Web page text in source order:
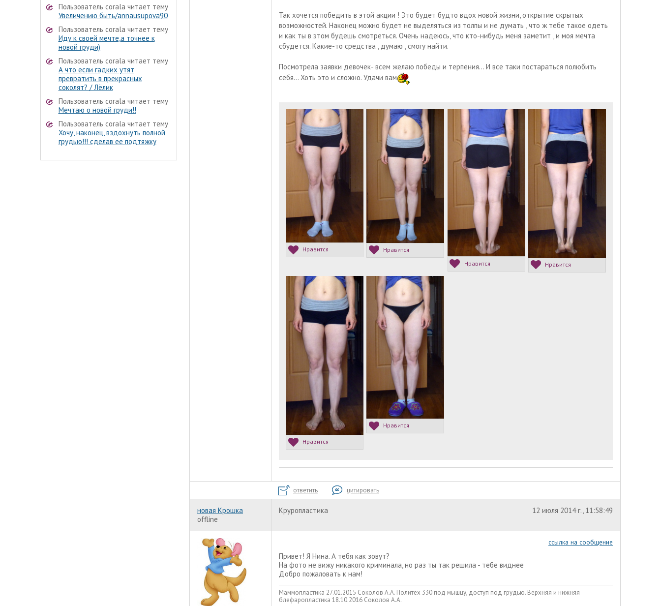
Пользователь corala читает тему
Увеличению быть/annausupova90
Пользователь corala читает тему
Иду к своей мечте,а точнее к
новой груди)
Пользователь corala читает тему
А что если гадких утят
превратить в прекрасных
соколят? / Лёлик
Пользователь corala читает тему
Мечтаю о новой груди!!
Пользователь corala читает тему
Хочу, наконец, вздохнуть полной
грудью!!! сделав ее подтяжку
Так хочется победить в этой акции ! Это будет будто вдох новой жизни, открытие скрытых
возможностей. Наконец можно будет не выделяться из толпы и не думать , что ж тебе такое одеть
и как ты в этом будешь смотреться. Очень надеюсь, что кто-нибудь меня заметит , и моя мечта
сбудется. Какие-то средства , думаю , смогу найти.
Посмотрела заявки девочек- всем желаю победы и терпения... И все таки постараться полюбить
себя... Хоть это и сложно. Удачи вам
Нравится
Нравится
Нравится
Нравится
Нравится
Нравится
ответить цитировать
новая Крошка
offline
Круропластика 12 июля 2014 г., 11:58:49
ссылка на сообщение
Привет! Я Нина. А тебя как зовут?
На фото не вижу никакого криминала, но раз ты так решила - тебе виднее
Добро пожаловать к нам!
Маммопластика 27.01.2015 Соколов А.А. Политех 330 под мышцу, доступ под грудью. Верхняя и нижняя
блефаропластика 18.10.2016 Соколов А.А.